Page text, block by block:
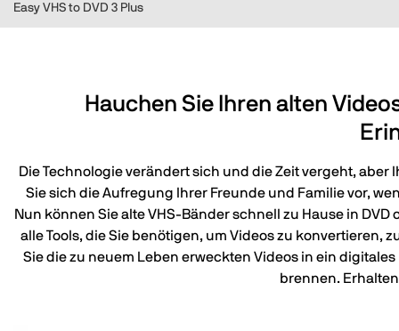
Easy VHS to DVD 3 Plus
Hauchen Sie Ihren alten
Die Technologie verändert sich und die Zeit vergeht,
Sie sich die Aufregung Ihrer Freunde und Familie vor,
Nun können Sie alte VHS-Bänder schnell zu Hause in
alle Tools, die Sie benötigen, um Videos zu konvertieren,
Sie die zu neuem Leben erweckten Videos in ein
brennen.